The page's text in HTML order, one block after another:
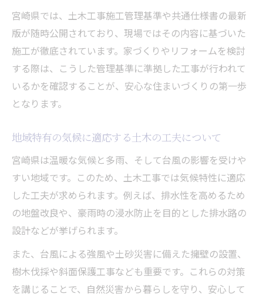
宮崎県では、土木工事施工管理基準や共通仕様書の最新
版が随時公開されており、現場ではその内容に基づいた
施工が徹底されています。家づくりやリフォームを検討
する際は、こうした管理基準に準拠した工事が行われて
いるかを確認することが、安心な住まいづくりの第一歩
となります。
地域特有の気候に適応する土木の工夫について
宮崎県は温暖な気候と多雨、そして台風の影響を受けや
すい地域です。このため、土木工事では気候特性に適応
した工夫が求められます。例えば、排水性を高めるため
の地盤改良や、豪雨時の浸水防止を目的とした排水路の
設計などが挙げられます。
また、台風による強風や土砂災害に備えた擁壁の設置、
樹木伐採や斜面保護工事なども重要です。これらの対策
を講じることで、自然災害から暮らしを守り、安心して